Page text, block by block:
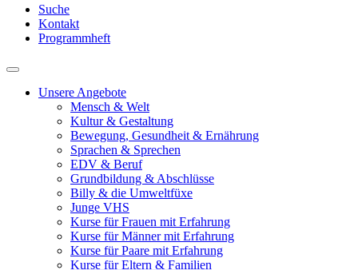
Suche
Kontakt
Programmheft
Unsere Angebote
Mensch & Welt
Kultur & Gestaltung
Bewegung, Gesundheit & Ernährung
Sprachen & Sprechen
EDV & Beruf
Grundbildung & Abschlüsse
Billy & die Umweltfüxe
Junge VHS
Kurse für Frauen mit Erfahrung
Kurse für Männer mit Erfahrung
Kurse für Paare mit Erfahrung
Kurse für Eltern & Familien